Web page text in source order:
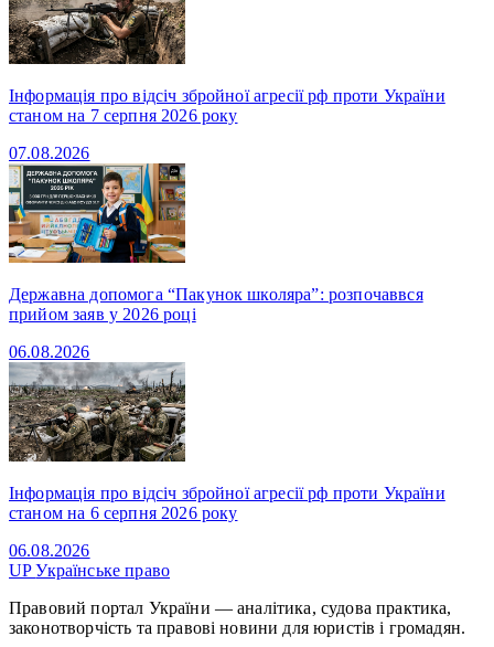
Інформація про відсіч збройної агресії рф проти України
станом на 7 серпня 2026 року
07.08.2026
Державна допомога “Пакунок школяра”: розпочаввся
прийом заяв у 2026 році
06.08.2026
Інформація про відсіч збройної агресії рф проти України
станом на 6 серпня 2026 року
06.08.2026
UPУкраїнське право
Правовий портал України — аналітика, судова практика,
законотворчість та правові новини для юристів і громадян.